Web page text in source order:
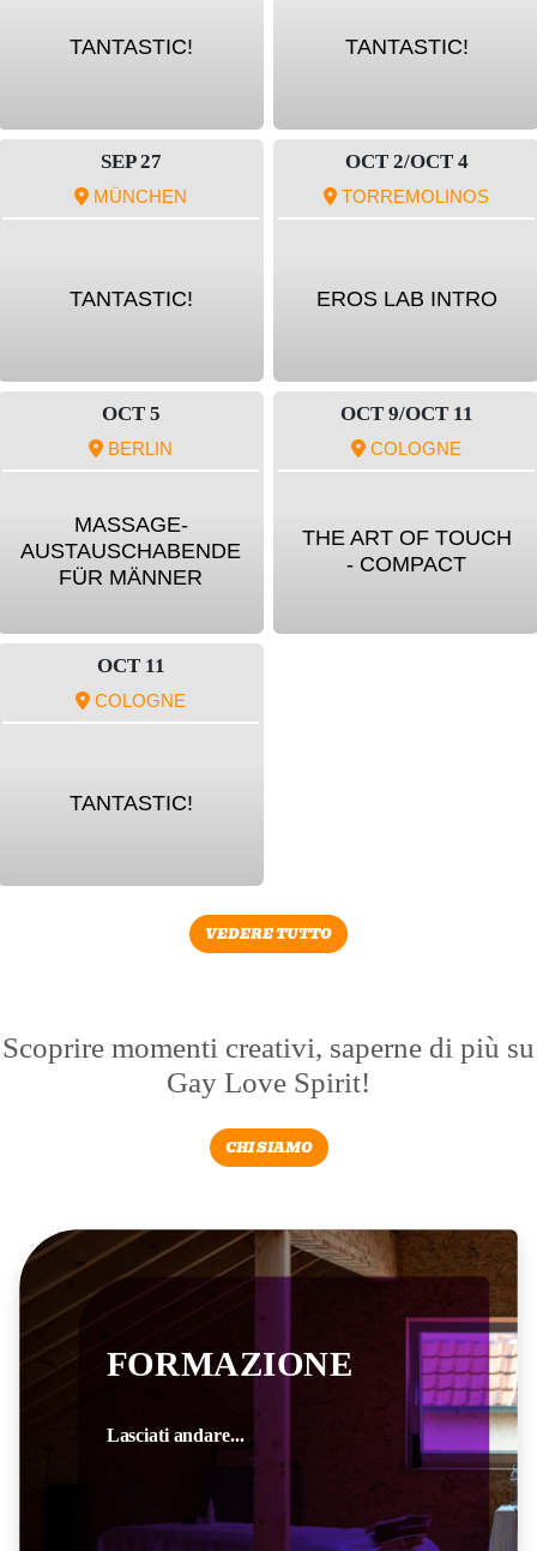
TANTASTIC! TANTASTIC!
SEP 27
MÜNCHEN
TANTASTIC!
OCT 2/OCT 4
TORREMOLINOS
EROS LAB INTRO
OCT 5
BERLIN
MASSAGE-
AUSTAUSCHABENDE
FÜR MÄNNER
OCT 9/OCT 11
COLOGNE
THE ART OF TOUCH
- COMPACT
OCT 11
COLOGNE
TANTASTIC!
VEDERE TUTTO
Scoprire momenti creativi, saperne di più su
Gay Love Spirit!
CHI SIAMO
FORMAZIONE
Lasciati andare...